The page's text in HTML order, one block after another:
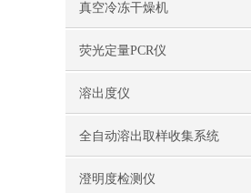
真空冷冻干燥机
荧光定量PCR仪
溶出度仪
全自动溶出取样收集系统
澄明度检测仪